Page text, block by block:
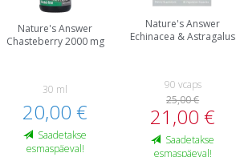
Nature's Answer
Chasteberry 2000 mg
30 ml
20,00 €
Saadetakse
esmaspäeval!
Nature's Answer
Echinacea & Astragalus
90 vcaps
25,00 €
21,00 €
Saadetakse
esmaspäeval!